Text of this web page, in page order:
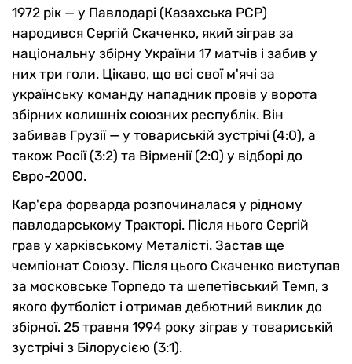
1972 рік — у Павлодарі (Казахська РСР)
народився Сергій Скаченко, який зіграв за
національну збірну України 17 матчів і забив у
них три голи. Цікаво, що всі свої м'ячі за
українську команду нападник провів у ворота
збірних колишніх союзних республік. Він
забивав Грузії — у товариській зустрічі (4:0), а
також Росії (3:2) та Вірменії (2:0) у відборі до
Євро-2000.
Кар'єра форварда розпочиналася у рідному
павлодарському Тракторі. Після нього Сергій
грав у харківському Металісті. Застав ще
чемпіонат Союзу. Після цього Скаченко виступав
за московське Торпедо та шепетівський Темп, з
якого футболіст і отримав дебютний виклик до
збірної. 25 травня 1994 року зіграв у товариській
зустрічі з Білорусією (3:1).